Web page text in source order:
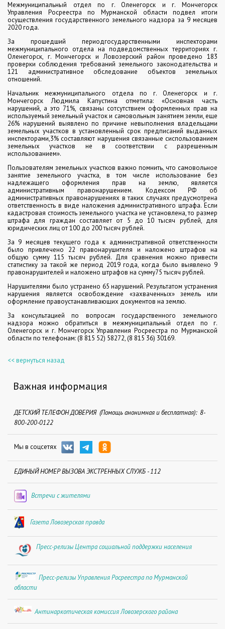
Межмуниципальный отдел по г. Оленегорск и г. Мончегорск
Управления Росреестра по Мурманской области подвел итоги
осуществления государственного земельного надзора за 9 месяцев
2020 года.
За прошедший периодгосударственными инспекторами
межмуниципального отдела на подведомственных территориях г.
Оленегорск, г. Мончегорск и Ловозерский район проведено 183
проверки соблюдения требований земельного законодательства и
121 административное обследование объектов земельных
отношений.
Начальник межмуниципального отдела по г. Оленегорск и г.
Мончегорск Людмила Капустина отметила: «Основная часть
нарушений, а это 71%, связаны сотсутствием оформленных прав на
используемый земельный участок и самовольным занятием земли, еще
26% нарушений выявлено по причине невыполнения владельцами
земельных участков в установленный срок предписаний выданных
инспекторами,3% составляют нарушения связанные сиспользованием
земельных участков не в соответствии с разрешенным
использованием».
Пользователям земельных участков важно помнить, что самовольное
занятие земельного участка, в том числе использование без
надлежащего оформления прав на землю, является
административным правонарушением. Кодексом РФ об
административных правонарушениях в таких случаях предусмотрена
ответственность в виде наложения административного штрафа. Если
кадастровая стоимость земельного участка не установлена, то размер
штрафа для граждан составляет от 5 до 10 тысяч рублей, для
юридических лиц от 100 до 200 тысяч рублей.
За 9 месяцев текущего года к административной ответственности
было привлечено 22 правонарушителя и наложено штрафов на
общую сумму 115 тысяч рублей. Для сравнения можно привести
статистику за такой же период 2019 года, когда было выявлено 9
правонарушителей и наложено штрафов на сумму75 тысяч рублей.
Нарушителями было устранено 65 нарушений. Результатом устранения
нарушения является освобождение «захваченных» земель или
оформление правоустанавливающих документов на землю.
За консультацией по вопросам государственного земельного
надзора можно обратиться в межмуниципальный отдел по г.
Оленегорск и г. Мончегорск Управления Росреестра по Мурманской
области по телефонам: (8 815 52) 58272, (8 815 36) 30169.
<< вернуться назад
Важная информация
ДЕТСКИЙ ТЕЛЕФОН ДОВЕРИЯ (Помощь анонимная и бесплатная): 8-
800-200-0122
Мы в соцсетях
ЕДИНЫЙ НОМЕР ВЫЗОВА ЭКСТРЕННЫХ СЛУЖБ - 112
Встречи с жителями
Газета Ловозерская правда
Пресс-релизы Центра социальной поддержки населения
Пресс-релизы Управления Росреестра по Мурманской
области
Антинаркотическая комиссия Ловозерского района